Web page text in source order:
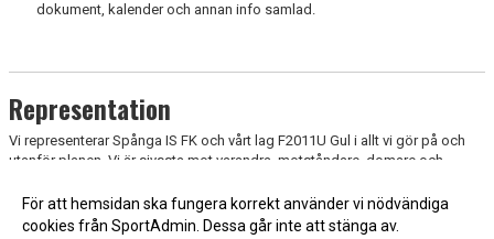
dokument, kalender och annan info samlad.
Representation
Vi representerar Spånga IS FK och vårt lag F2011U Gul i allt vi gör på och
utanför planen. Vi är sjyssta mot varandra, motståndare, domare och
Har ni frågor? Tveka inte att kontakta någon av oss i ledarstaben.
För att hemsidan ska fungera korrekt använder vi nödvändiga
cookies från SportAdmin. Dessa går inte att stänga av.